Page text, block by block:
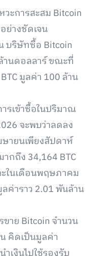
ะการสะสม Bitcoin
ย่างชัดเจน
บริษัทซื้อ Bitcoin
านดอลลาร์ ขณะที่
มูลค่า 100 ล้าน
รเข้าซื้อในปริมาณ
จะพบว่าลดลง
ายนเพียงสัปดาห์
ากถึง 34,164 BTC
ในเดือนพฤษภาคม
ค่าราว 2.01 พันล้าน
าย Bitcoin จำนวน
คิดเป็นมูลค่า